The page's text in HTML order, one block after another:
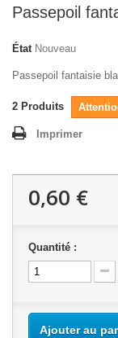
Passepoil
État Nouveau
Passepoil fantaisie
2 Produits
Imprimer
0,60 €
Quantité :
Ajouter au